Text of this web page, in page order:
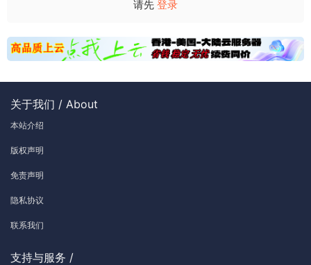
请先 登录
关于我们 / About
本站介绍
版权声明
免责声明
隐私协议
联系我们
支持与服务 /